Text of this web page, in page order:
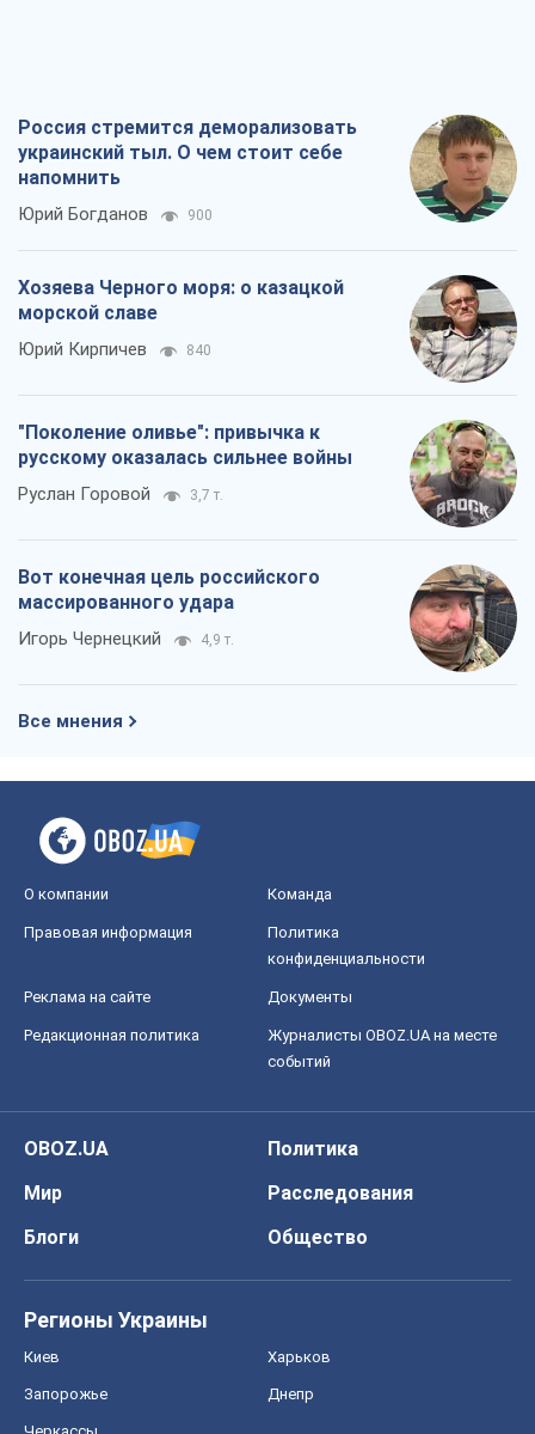
Россия стремится деморализовать
украинский тыл. О чем стоит себе
напомнить
Юрий Богданов 900
Хозяева Черного моря: о казацкой
морской славе
Юрий Кирпичев 840
"Поколение оливье": привычка к
русскому оказалась сильнее войны
Руслан Горовой 3,7 т.
Вот конечная цель российского
массированного удара
Игорь Чернецкий 4,9 т.
Все мнения
О компании Команда
Правовая информация
Политика
конфиденциальности
Реклама на сайте Документы
Редакционная политика
Журналисты OBOZ.UA на месте
событий
OBOZ.UA
Политика
Мир
Расследования
Блоги
Общество
Регионы Украины
Киев Харьков
Запорожье Днепр